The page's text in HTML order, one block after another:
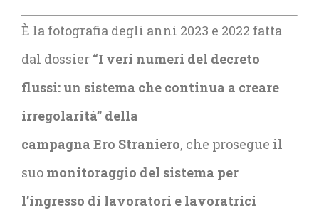
È la fotografia degli anni 2023 e 2022 fatta
dal dossier “I veri numeri del decreto
flussi: un sistema che continua a creare
irregolarità” della
campagna Ero Straniero, che prosegue il
suo monitoraggio del sistema per
l’ingresso di lavoratori e lavoratrici